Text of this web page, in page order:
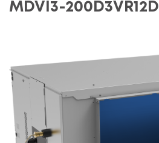
MDVI3-200D3VR12D